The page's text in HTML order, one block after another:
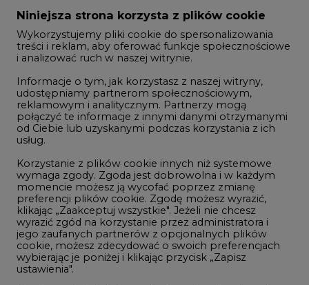
Zmiany kadrowe na rynku
Studio CIRE
Rozmowy o energetyce
Gospodarka
Geopolityka
LTE450
Innowacje i AI
Telekomunikacja i IT
Handel emisjami CO2
Wodór
Górnictwo
Niniejsza strona korzysta z plików cookie
Wykorzystujemy pliki cookie do spersonalizowania
treści i reklam, aby oferować funkcje społecznościowe
i analizować ruch w naszej witrynie.
Informacje o tym, jak korzystasz z naszej witryny,
udostępniamy partnerom społecznościowym,
reklamowym i analitycznym. Partnerzy mogą
połączyć te informacje z innymi danymi otrzymanymi
od Ciebie lub uzyskanymi podczas korzystania z ich
usług.
Korzystanie z plików cookie innych niż systemowe
wymaga zgody. Zgoda jest dobrowolna i w każdym
momencie możesz ją wycofać poprzez zmianę
preferencji plików cookie. Zgodę możesz wyrazić,
klikając „Zaakceptuj wszystkie". Jeżeli nie chcesz
wyrazić zgód na korzystanie przez administratora i
jego zaufanych partnerów z opcjonalnych plików
cookie, możesz zdecydować o swoich preferencjach
wybierając je poniżej i klikając przycisk „Zapisz
ustawienia".